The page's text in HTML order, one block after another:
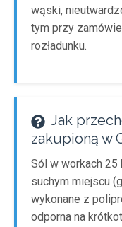
wąski,
tym przy
rozładunku.
Jak
zakupioną w
Sól w workach
suchym miejscu
wykonane z
odporna na